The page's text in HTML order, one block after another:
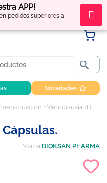
APP!
pedidos superiores a
por tus compras

Novedades
Menopausia
Marca BIOKSAN PHARMA